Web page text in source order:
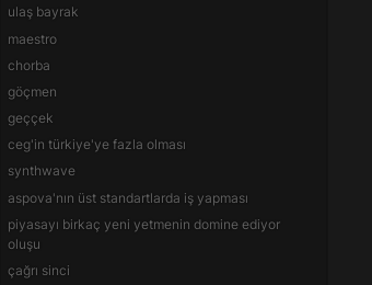
ulaş bayrak
maestro
chorba
göçmen
geççek
ceg'in türkiye'ye fazla olması
synthwave
aspova'nın üst standartlarda iş yapması
piyasayı birkaç yeni yetmenin domine ediyor
oluşu
çağrı sinci